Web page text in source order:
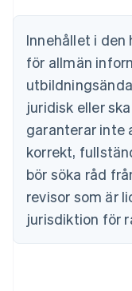
Innehållet i
för allmän
juridisk eller
garanterar inte
korrekt,
bör söka råd
revisor som är
jurisdiktion för
Danmark
Estland
English
简体中文English
Finland
English Svenska
Frankrike
FrançaisEnglish
Förenade
Gibraltar
English
Grekland